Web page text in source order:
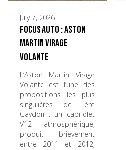
July 7, 2026
Focus Auto : Aston
Martin Virage
Volante
L’Aston Martin Virage
Volante est l’une des
propositions les plus
singulières de l’ère
Gaydon : un cabriolet
V12 atmosphérique,
produit brièvement
entre 2011 et 2012,